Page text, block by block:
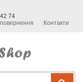
74
Контакти